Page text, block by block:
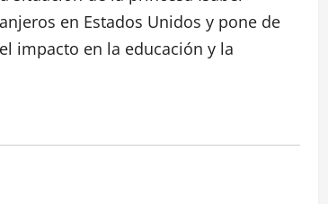
en Estados Unidos y pone de
impacto en la educación y la